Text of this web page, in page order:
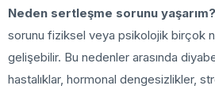
Neden sertleşme sorunu yaşarım?
sorunu fiziksel veya psikolojik birçok
gelişebilir. Bu nedenler arasında
hastalıklar, hormonal dengesizlikler,